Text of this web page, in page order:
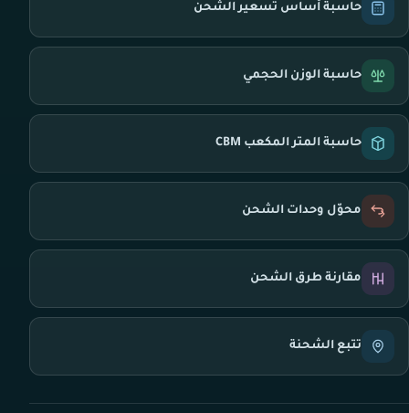
حاسبة أساس تسعير الشحن
حاسبة الوزن الحجمي
حاسبة المتر المكعب CBM
محوّل وحدات الشحن
مقارنة طرق الشحن
تتبع الشحنة